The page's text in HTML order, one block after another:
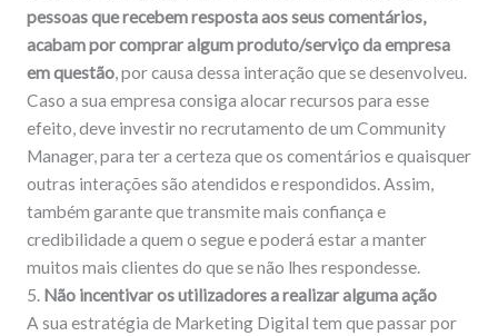
pessoas que recebem resposta aos seus comentários,
acabam por comprar algum produto/serviço da empresa
em questão, por causa dessa interação que se desenvolveu.
Caso a sua empresa consiga alocar recursos para esse
efeito, deve investir no recrutamento de um Community
Manager, para ter a certeza que os comentários e quaisquer
outras interações são atendidos e respondidos. Assim,
também garante que transmite mais confiança e
credibilidade a quem o segue e poderá estar a manter
muitos mais clientes do que se não lhes respondesse.
5. Não incentivar os utilizadores a realizar alguma ação
A sua estratégia de Marketing Digital tem que passar por